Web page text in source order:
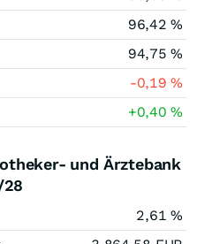
96,42%
94,75%
-0,19%
+0,40%
und Ärztebank
2,61 %